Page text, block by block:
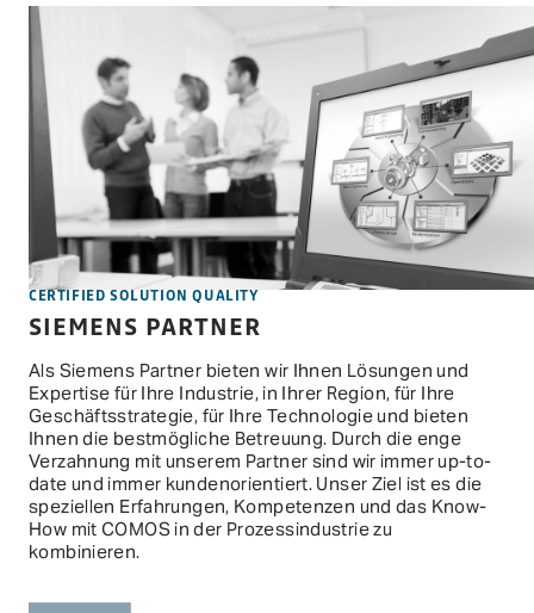
CERTIFIED SOLUTION QUALITY
SIEMENS PARTNER
Als Siemens Partner bieten wir Ihnen Lösungen und
Expertise für Ihre Industrie, in Ihrer Region, für Ihre
Geschäftsstrategie, für Ihre Technologie und bieten
Ihnen die bestmögliche Betreuung. Durch die enge
Verzahnung mit unserem Partner sind wir immer up-to-
date und immer kundenorientiert. Unser Ziel ist es die
speziellen Erfahrungen, Kompetenzen und das Know-
How mit COMOS in der Prozessindustrie zu
kombinieren.